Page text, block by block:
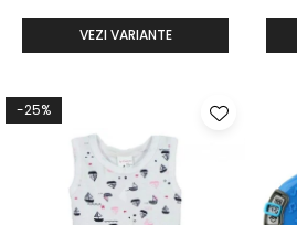
VEZI VARIANTE
-25%